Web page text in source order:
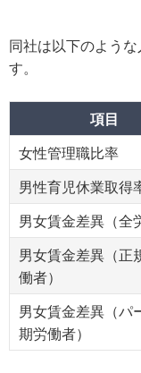
同社は以下のよう
す。
項目
女性管理職比率
男性育児休業取得
男女賃金差異（全
男女賃金差異（正
働者）
男女賃金差異（パ
期労働者）